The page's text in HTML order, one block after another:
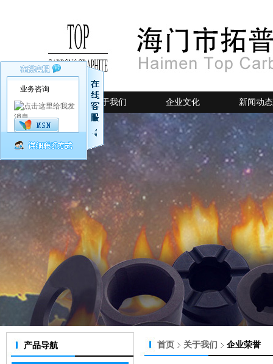
网站首页 关于我们 企业文化 新闻动态
产品导航 首页 关于我们 企业荣誉
业务咨询